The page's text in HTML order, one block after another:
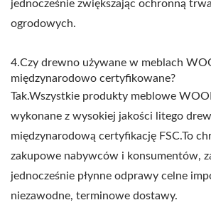
jednocześnie zwiększając ochronną
ogrodowych.
4.Czy drewno używane w meblach
międzynarodowo certyfikowane?
Tak.Wszystkie produkty meblowe
wykonane z wysokiej jakości litego
międzynarodową certyfikację FSC.To
zakupowe nabywców i konsumentów,
jednocześnie płynne odprawy celne
niezawodne, terminowe dostawy.